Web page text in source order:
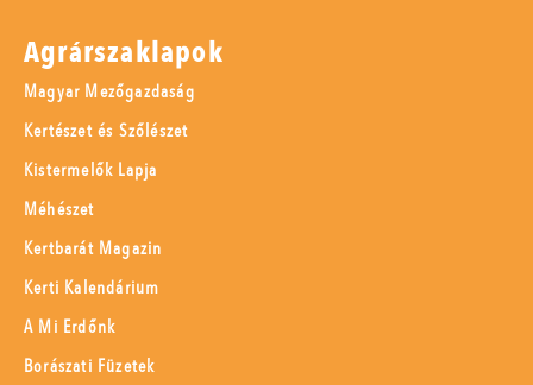
Agrárszaklapok
Magyar Mezőgazdaság
Kertészet és Szőlészet
Kistermelők Lapja
Méhészet
Kertbarát Magazin
Kerti Kalendárium
A Mi Erdőnk
Borászati Füzetek